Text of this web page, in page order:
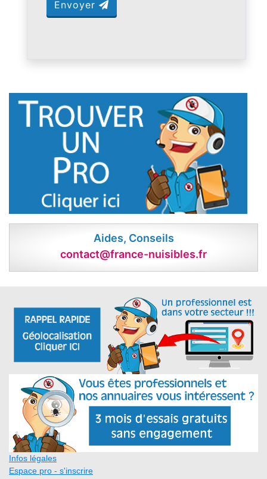
Envoyer
Aides, Conseils
contact@france-nuisibles.fr
Infos légales
Espace pro - s'inscrire